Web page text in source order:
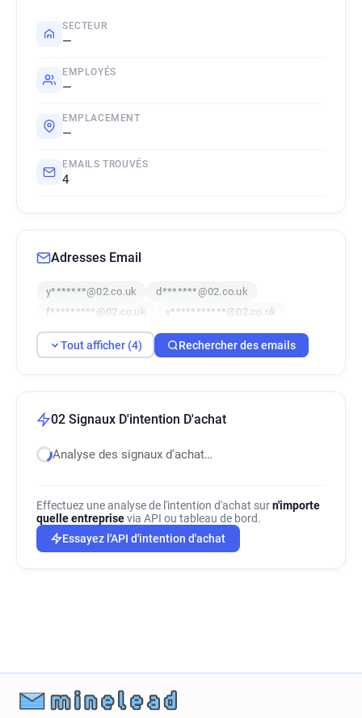
SECTEUR
—
EMPLOYÉS
—
EMPLACEMENT
—
EMAILS TROUVÉS
4
Adresses Email
y*******@02.co.uk
d*******@02.co.uk
f*********@02.co.uk
v***********@02.co.uk
Tout afficher (4) Rechercher des emails
02 Signaux D'intention D'achat
Analyse des signaux d'achat…
Effectuez une analyse de l'intention d'achat surn'importe
quelle entreprisevia API ou tableau de bord.
Essayez l'API d'intention d'achat